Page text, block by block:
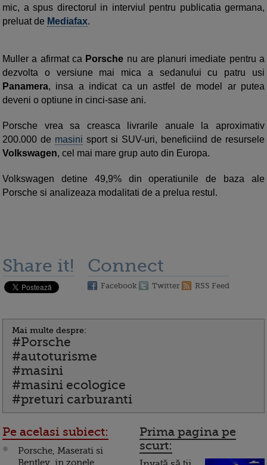
mic, a spus directorul in interviul pentru publicatia germana,
preluat de Mediafax.
Muller a afirmat ca Porsche nu are planuri imediate pentru a
dezvolta o versiune mai mica a sedanului cu patru usi
Panamera, insa a indicat ca un astfel de model ar putea
deveni o optiune in cinci-sase ani.
Porsche vrea sa creasca livrarile anuale la aproximativ
200.000 de masini sport si SUV-uri, beneficiind de resursele
Volkswagen, cel mai mare grup auto din Europa.
Volkswagen detine 49,9% din operatiunile de baza ale
Porsche si analizeaza modalitati de a prelua restul.
Share it! Connect
Facebook Twitter RSS Feed
Mai multe despre:
#Porsche
#autoturisme
#masini
#masini ecologice
#preturi carburanti
Pe acelasi subiect:
Porsche, Maserati si
Bentley, in zonele
Prima pagina pe
scurt: